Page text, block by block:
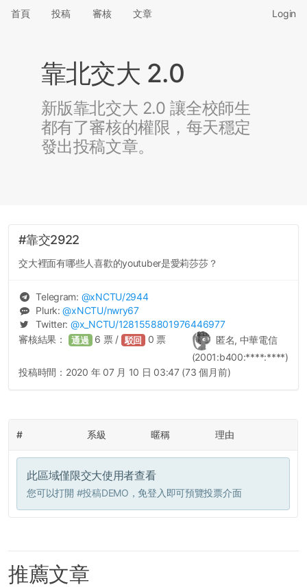
首頁 投稿 審核 文章 Login
靠北交大 2.0
新版靠北交大 2.0 讓全校師生
都有了審核的權限，每天穩定
發出投稿文章。
#靠交2922
交大裡面有哪些人喜歡的youtuber是愛莉莎莎？
Telegram: @xNCTU/2944
Plurk:@xNCTU/nwry67
Twitter: @x_NCTU/1281558801976446977
匿名, 中華電信
(2001:b400:****:****)
審核結果： 通過 6 票 / 駁回 0 票
投稿時間： 2020 年 07 月 10 日 03:47 (73 個月前)
# 系級 暱稱 理由
此區域僅限交大使用者查看
您可以打開 #投稿DEMO ，免登入即可預覽投票介面
推薦文章